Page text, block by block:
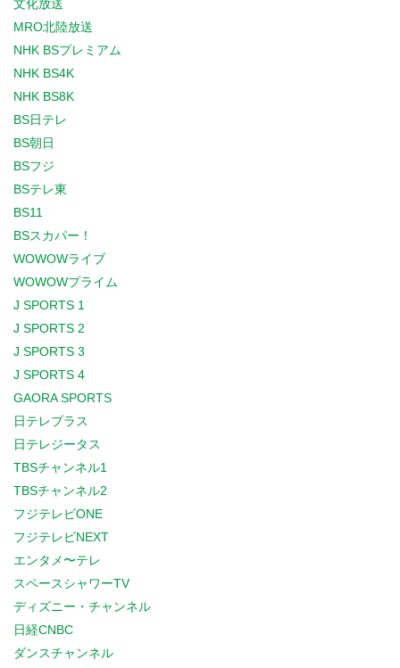
文化放送
MRO北陸放送
NHK BSプレミアム
NHK BS4K
NHK BS8K
BS日テレ
BS朝日
BSフジ
BSテレ東
BS11
BSスカパー！
WOWOWライブ
WOWOWプライム
J SPORTS 1
J SPORTS 2
J SPORTS 3
J SPORTS 4
GAORA SPORTS
日テレプラス
日テレジータス
TBSチャンネル1
TBSチャンネル2
フジテレビONE
フジテレビNEXT
エンタメ〜テレ
スペースシャワーTV
ディズニー・チャンネル
日経CNBC
ダンスチャンネル